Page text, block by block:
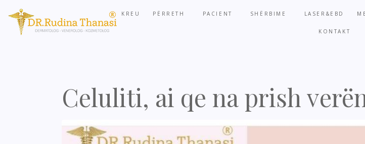
KREU PËRRETH PACIENT SHËRBIME LASER&EBD
KONTAKT
Celuliti, ai qe na prish